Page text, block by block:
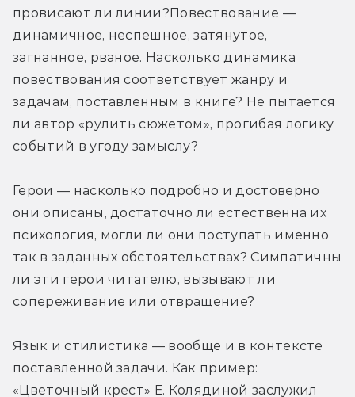
провисают ли линии?Повествование —
динамичное, неспешное, затянутое,
загнанное, рваное. Насколько динамика
повествования соответствует жанру и
задачам, поставленным в книге? Не пытается
ли автор «рулить сюжетом», прогибая логику
событий в угоду замыслу?
Герои — насколько подробно и достоверно
они описаны, достаточно ли естественна их
психология, могли ли они поступать именно
так в заданных обстоятельствах? Симпатичны
ли эти герои читателю, вызывают ли
сопереживание или отвращение?
Язык и стилистика — вообще и в контексте
поставленной задачи. Как пример:
«Цветочный крест» Е. Колядиной заслужил